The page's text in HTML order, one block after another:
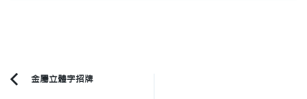
PostPrevious
金屬立體字招牌